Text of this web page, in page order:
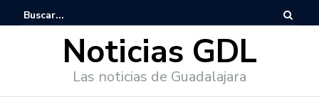
Noticias GDL
Las noticias de Guadalajara